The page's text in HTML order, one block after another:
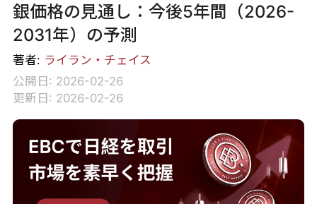
銀価格の見通し：今後5年間（2026-
2031年）の予測
著者: ライラン・チェイス
公開日: 2026-02-26
更新日: 2026-02-26